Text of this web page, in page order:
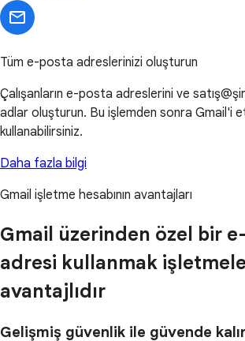
Tüm e-posta adreslerinizi oluşturun
Çalışanların e-posta adreslerini ve
adlar oluşturun. Bu işlemden sonra Gmail'i
kullanabilirsiniz.
Daha fazla bilgi
Gmail işletme hesabının avantajları
Gmail üzerinden özel bir
adresi kullanmak
avantajlıdır
Gelişmiş güvenlik ile güvende